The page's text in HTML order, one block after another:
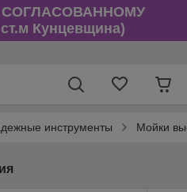
Кунцевщина)
инструменты Мойки